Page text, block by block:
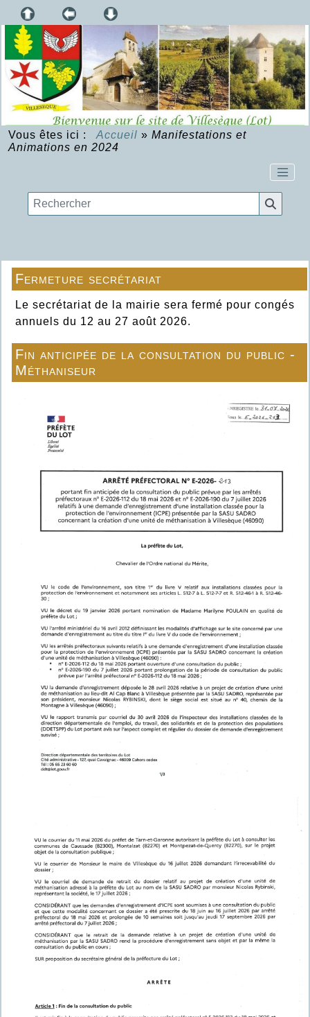
Vous êtes ici : Accueil » Manifestations et
Animations en 2024
Fermeture secrétariat
Le secrétariat de la mairie sera fermé pour congés
annuels du 12 au 27 août 2026.
Fin anticipée de la consultation du public -
Méthaniseur